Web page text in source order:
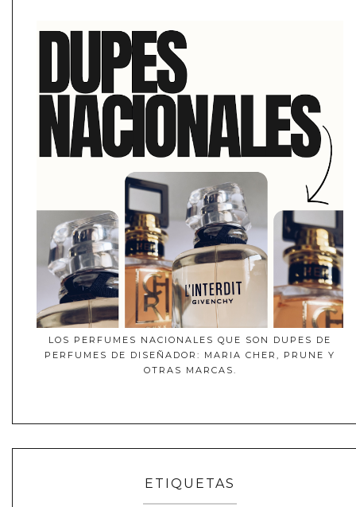
LOS PERFUMES NACIONALES QUE SON DUPES DE
PERFUMES DE DISEÑADOR: MARIA CHER, PRUNE Y
OTRAS MARCAS.
ETIQUETAS